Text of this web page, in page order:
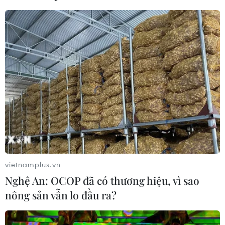
Chủ tịch Quốc hội kiêm Chủ tịch Hạ
viện Thái Lan kết thúc chuyến thăm
Việt Nam
07/08/2026 14:34
Tổng Bí thư, Chủ tịch nước Tô Lâm:
Hợp tác nghị viện là trụ cột quan
trọng giữa Việt Nam-Thái Lan
07/08/2026 13:39
59 năm ASEAN: Đoàn kết là “lợi thế
cạnh tranh” đặc biệt của Hiệp hội
07/08/2026 12:00
vietnamplus.vn
Nghệ An: OCOP đã có thương hiệu, vì sao
nông sản vẫn lo đầu ra?